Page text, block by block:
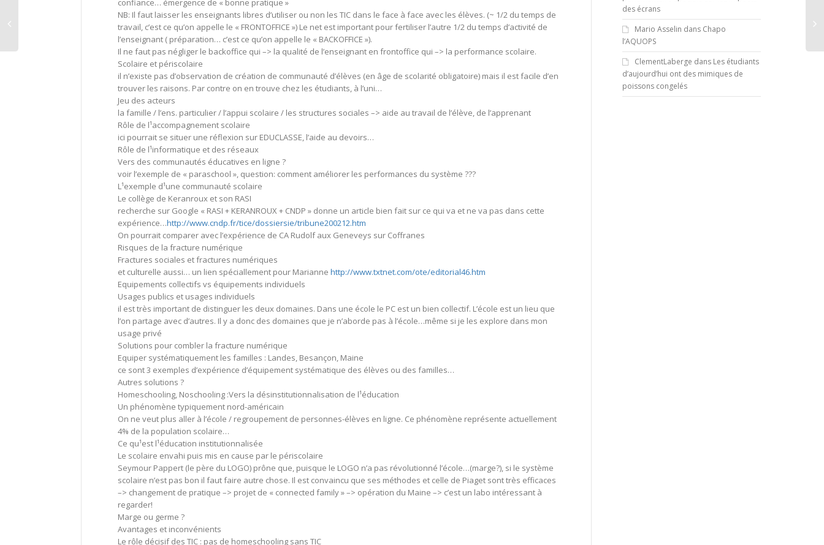
confiance… émergence de « bonne pratique »
NB: Il faut laisser les enseignants libres d’utiliser ou non les TIC dans le face à face avec les élèves. (~ 1/2 du temps de
travail, c’est ce qu’on appelle le « FRONTOFFICE ») Le net est important pour fertiliser l’autre 1/2 du temps d’activité de
l’enseignant ( préparation… c’est ce qu’on appelle le « BACKOFFICE »).
Il ne faut pas négliger le backoffice qui –> la qualité de l’enseignant en frontoffice qui –> la performance scolaire.
Scolaire et périscolaire
il n’existe pas d’observation de création de communauté d’élèves (en âge de scolarité obligatoire) mais il est facile d’en
trouver les raisons. Par contre on en trouve chez les étudiants, à l’uni…
Jeu des acteurs
la famille / l’ens. particulier / l’appui scolaire / les structures sociales –> aide au travail de l’élève, de l’apprenant
Rôle de l¹accompagnement scolaire
ici pourrait se situer une réflexion sur EDUCLASSE, l’aide au devoirs…
Rôle de l¹informatique et des réseaux
Vers des communautés éducatives en ligne ?
voir l’exemple de « paraschool », question: comment améliorer les performances du système ???
L¹exemple d¹une communauté scolaire
Le collège de Keranroux et son RASI
recherche sur Google « RASI + KERANROUX + CNDP » donne un article bien fait sur ce qui va et ne va pas dans cette
expérience…http://www.cndp.fr/tice/dossiersie/tribune200212.htm
On pourrait comparer avec l’expérience de CA Rudolf aux Geneveys sur Coffranes
Risques de la fracture numérique
Fractures sociales et fractures numériques
et culturelle aussi… un lien spéciallement pour Marianne http://www.txtnet.com/ote/editorial46.htm
Equipements collectifs vs équipements individuels
Usages publics et usages individuels
il est très important de distinguer les deux domaines. Dans une école le PC est un bien collectif. L’école est un lieu que
l’on partage avec d’autres. Il y a donc des domaines que je n’aborde pas à l’école…même si je les explore dans mon
usage privé
Solutions pour combler la fracture numérique
Equiper systématiquement les familles : Landes, Besançon, Maine
ce sont 3 exemples d’expérience d’équipement systématique des élèves ou des familles…
Autres solutions ?
Homeschooling, Noschooling :Vers la désinstitutionnalisation de l¹éducation
Un phénomène typiquement nord-américain
On ne veut plus aller à l’école / regroupement de personnes-élèves en ligne. Ce phénomène représente actuellement
4% de la population scolaire…
Ce qu¹est l¹éducation institutionnalisée
Le scolaire envahi puis mis en cause par le périscolaire
Seymour Pappert (le père du LOGO) prône que, puisque le LOGO n’a pas révolutionné l’école…(marge?), si le système
scolaire n’est pas bon il faut faire autre chose. Il est convaincu que ses méthodes et celle de Piaget sont très efficaces
–> changement de pratique –> projet de « connected family » –> opération du Maine –> c’est un labo intéressant à
regarder!
Marge ou germe ?
Avantages et inconvénients
Le rôle décisif des TIC : pas de homeschooling sans TIC
des écrans
Mario Asselin dans Chapo
l’AQUOPS
ClementLaberge dans Les étudiants
d’aujourd’hui ont des mimiques de
poissons congelés